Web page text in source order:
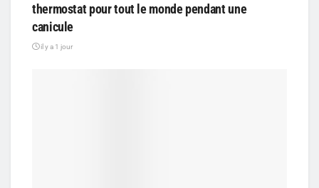
thermostat pour tout le monde pendant une
canicule
il y a 1 jour